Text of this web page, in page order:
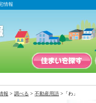
情報
報 > 調べる > 不動産用語 >「わ」